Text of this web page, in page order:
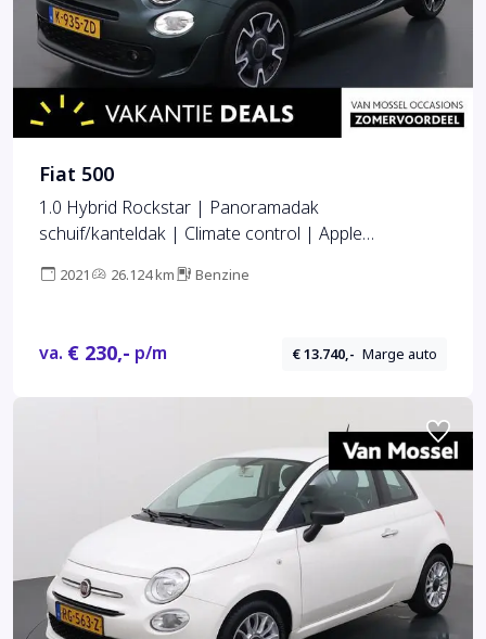
Fiat 500
1.0 Hybrid Rockstar | Panoramadak
schuif/kanteldak | Climate control | Apple
2021 26.124 km Benzine
va. € 230,- p/m € 13.740,- Marge auto